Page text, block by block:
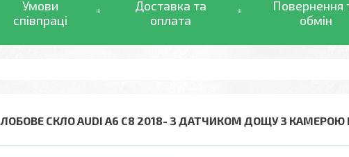
Умови
співпраці
Доставка та
оплата
Повернення
обмін
ЛОБОВЕ СКЛО AUDI A6 C8 2018- З ДАТЧИКОМ ДОЩУ З КАМЕРОЮ